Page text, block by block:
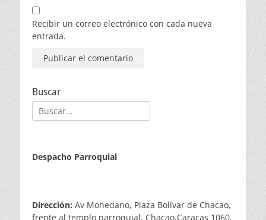
Recibir un correo electrónico con cada nueva
entrada.
Buscar
Buscar:
Despacho Parroquial
Dirección: Av Mohedano, Plaza Bolívar de Chacao,
frente al templo parroquial, Chacao,Caracas 1060,